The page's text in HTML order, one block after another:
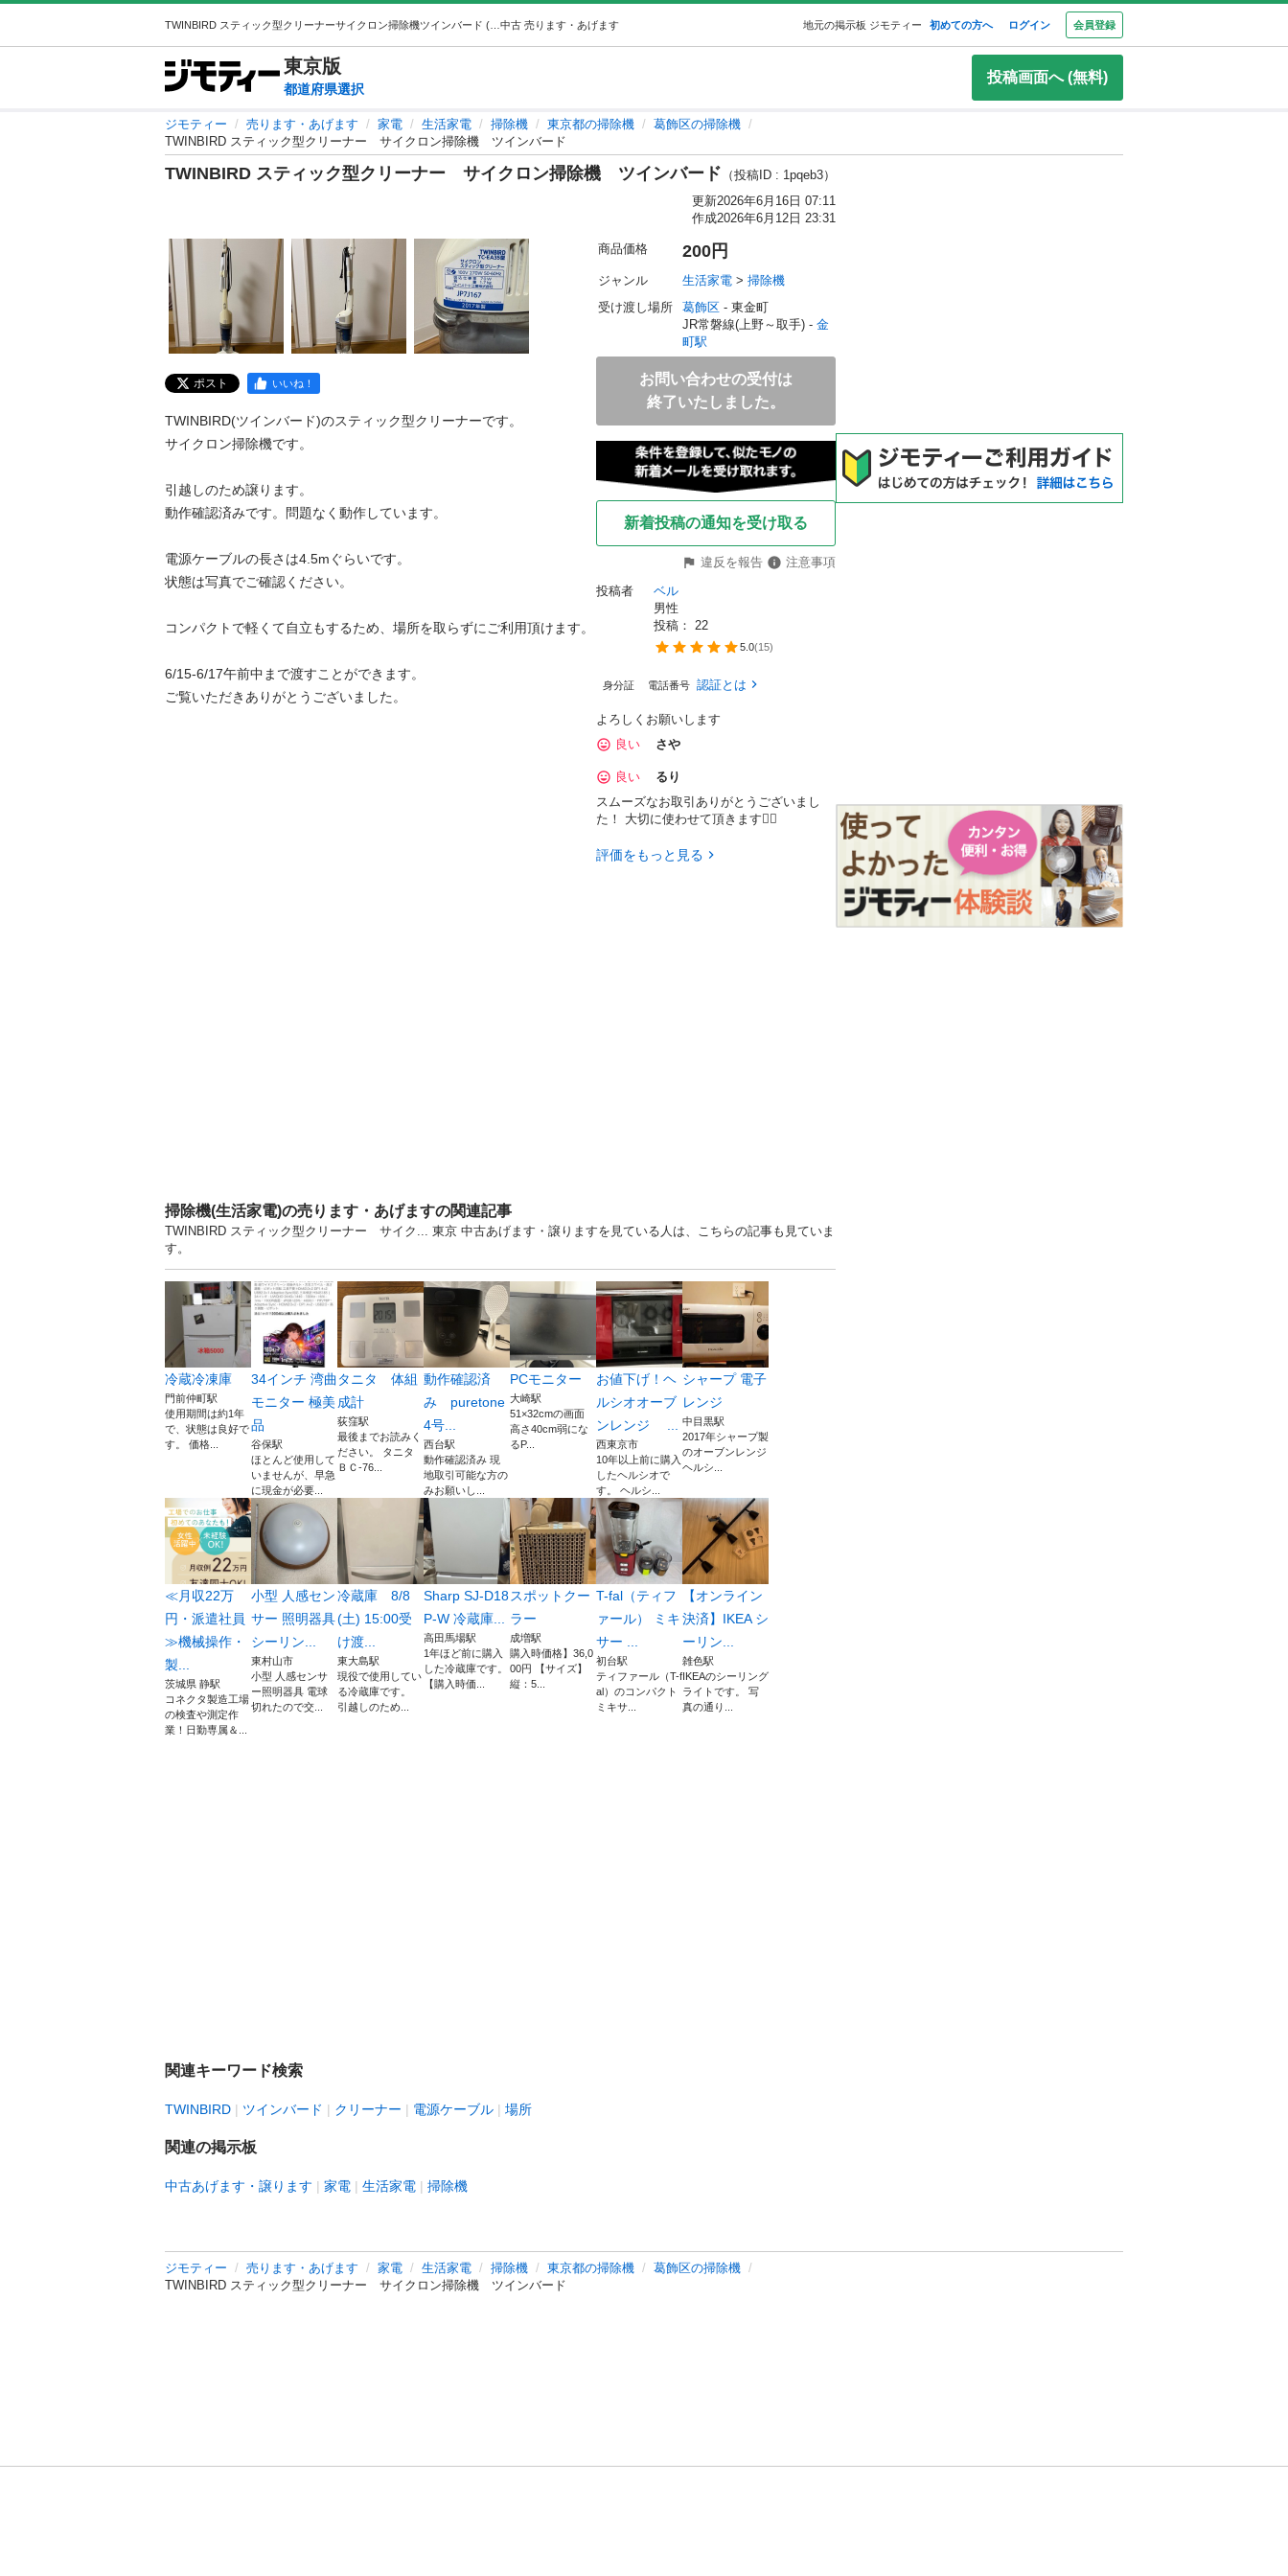
中古 売ります・あげます 地元の掲示板 ジモティー 初めての方へ ログイン 会員登録
東京版
都道府県選択
投稿画面へ (無料)
ジモティー 売ります・あげます 家電 生活家電 掃除機 東京都の掃除機
葛飾区の掃除機
TWINBIRD スティック型クリーナー サイクロン掃除機 ツインバード
TWINBIRD スティック型クリーナー サイクロン掃除機 ツインバード （投稿ID : 1pqeb3）
更新2026年6月16日 07:11
作成2026年6月12日 23:31
ポスト いいね！
TWINBIRD(ツインバード)のスティック型クリーナーです。
サイクロン掃除機です。
引越しのため譲ります。
動作確認済みです。問題なく動作しています。
電源ケーブルの長さは4.5mぐらいです。
状態は写真でご確認ください。
コンパクトで軽くて自立もするため、場所を取らずにご利用頂けます。
6/15-6/17午前中まで渡すことができます。
ご覧いただきありがとうございました。
商品価格 200円
ジャンル 生活家電 > 掃除機
受け渡し場所
葛飾区 - 東金町
JR常磐線(上野～取手) - 金
町駅
お問い合わせの受付は
終了いたしました。
新着投稿の通知を受け取る
違反を報告
注意事項
投稿者
ベル
男性
投稿： 22
5.0(15)
身分証 電話番号 認証とは
よろしくお願いします
良い
さや
良い
るり
スムーズなお取引ありがとうございまし
た！ 大切に使わせて頂きます🙇‍♀️
評価をもっと見る
掃除機(生活家電)の売ります・あげますの関連記事
TWINBIRD スティック型クリーナー サイク... 東京 中古あげます・譲りますを見ている人は、こちらの記事も見ていま
す。
冷蔵冷凍庫
門前仲町駅
使用期間は約1年
で、状態は良好で
す。 価格...
34インチ 湾曲
モニター 極美
品
谷保駅
ほとんど使用して
いませんが、早急
に現金が必要...
タニタ 体組
成計
荻窪駅
最後までお読みく
ださい。 タニタ
ＢＣ-76...
動作確認済
み puretone
4号...
西台駅
動作確認済み 現
地取引可能な方の
みお願いし...
PCモニター
大崎駅
51×32cmの画面
高さ40cm弱にな
るP...
お値下げ！ヘ
ルシオオーブ
ンレンジ ...
西東京市
10年以上前に購入
したヘルシオで
す。 ヘルシ...
シャープ 電子
レンジ
中目黒駅
2017年シャープ製
のオーブンレンジ
ヘルシ...
≪月収22万
円・派遣社員
≫機械操作・
製...
茨城県 静駅
コネクタ製造工場
の検査や測定作
業！日勤専属＆...
小型 人感セン
サー 照明器具
シーリン...
東村山市
小型 人感センサ
ー照明器具 電球
切れたので交...
冷蔵庫 8/8
(土) 15:00受
け渡...
東大島駅
現役で使用してい
る冷蔵庫です。
引越しのため...
Sharp SJ-D18
P-W 冷蔵庫...
高田馬場駅
1年ほど前に購入
した冷蔵庫です。
【購入時価...
スポットクー
ラー
成増駅
購入時価格】36,0
00円 【サイズ】
縦：5...
T-fal（ティフ
ァール） ミキ
サー ...
初台駅
ティファール（T-f
al）のコンパクト
ミキサ...
【オンライン
決済】IKEA シ
ーリン...
雑色駅
IKEAのシーリング
ライトです。 写
真の通り...
関連キーワード検索
TWINBIRD ツインバード クリーナー 電源ケーブル 場所
関連の掲示板
中古あげます・譲ります 家電 生活家電 掃除機
ジモティー 売ります・あげます 家電 生活家電 掃除機 東京都の掃除機
葛飾区の掃除機
TWINBIRD スティック型クリーナー サイクロン掃除機 ツインバード